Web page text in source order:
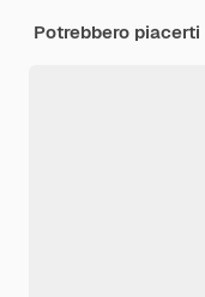
Potrebbero